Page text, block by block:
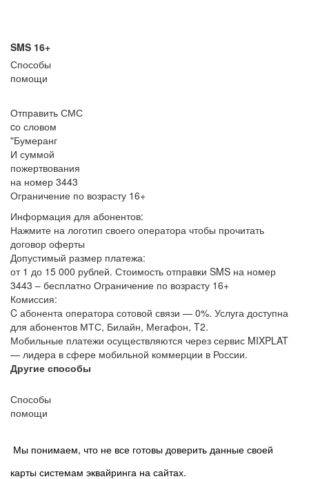
SMS 16+
Способы
помощи
Отправить СМС
cо словом
"Бумеранг
И суммой
пожертвования
на номер 3443
Ограничение по возрасту 16+
Информация для абонентов:
Нажмите на логотип своего оператора чтобы прочитать
договор оферты
Допустимый размер платежа:
от 1 до 15 000 рублей. Стоимость отправки SMS на номер
3443 – бесплатно Ограничение по возрасту 16+
Комиссия:
C абонента оператора сотовой связи — 0%. Услуга доступна
для абонентов МТС, Билайн, Мегафон, T2.
Мобильные платежи осуществляются через сервис MIXPLAT
— лидера в сфере мобильной коммерции в России.
Другие способы
Способы
помощи
Мы понимаем, что не все готовы доверить данные своей
карты системам эквайринга на сайтах.